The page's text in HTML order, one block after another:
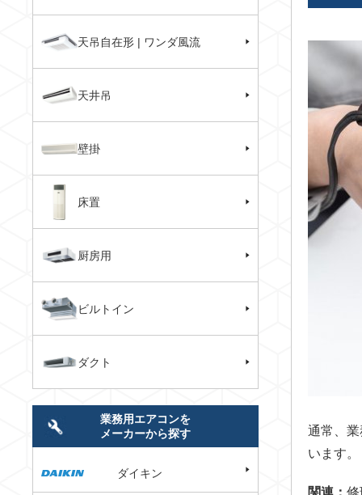
通常、
います。
関連： 修
天吊自在形 | ワンダ風流
天井吊
壁掛
床置
厨房用
ビルトイン
ダクト
業務用エアコンを
メーカーから探す
ダイキン